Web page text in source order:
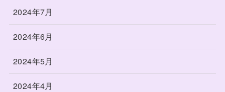
2024年7月
2024年6月
2024年5月
2024年4月